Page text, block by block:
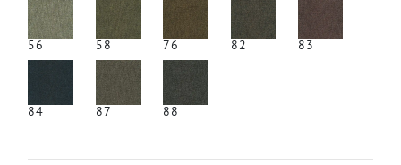
56 58 76 82 83
84 87 88